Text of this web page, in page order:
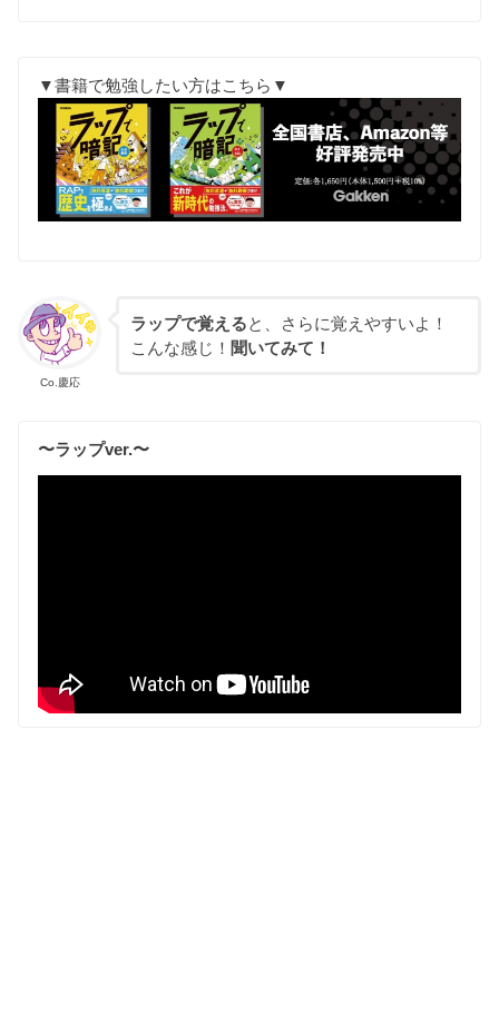
▼書籍で勉強したい方はこちら▼
Co.慶応
ラップで覚えると、さらに覚えやすいよ！
こんな感じ！ 聞いてみて！
〜ラップver.〜